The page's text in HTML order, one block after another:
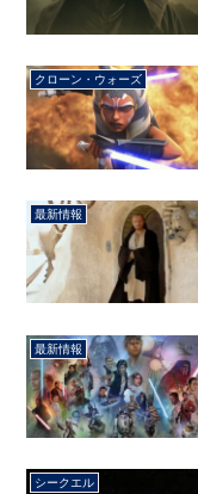
クローン・ウォーズ
最新情報
最新情報
シークエル